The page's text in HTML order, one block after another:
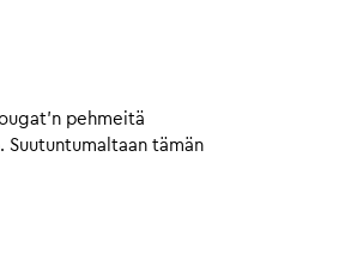
pehmeitä
Suutuntumaltaan tämän